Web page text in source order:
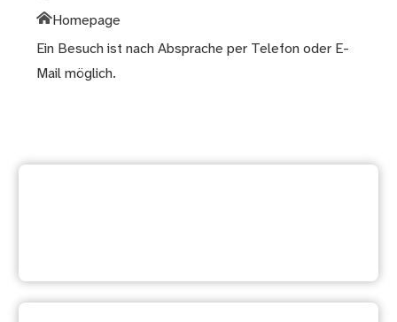
Homepage
Ein Besuch ist nach Absprache per Telefon oder E-
Mail möglich.